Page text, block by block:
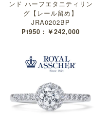
ンド ハーフエタニティリン
グ【レール留め】
JRA0202BP
Pt950：￥242,000